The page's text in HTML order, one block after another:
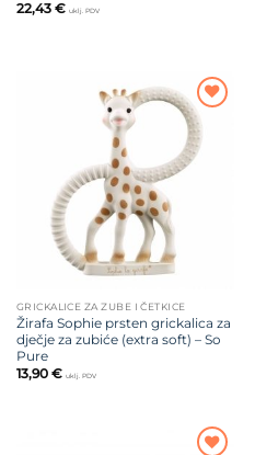
22,43 € uklj. PDV
Dodajte
na listu
želja
GRICKALICE ZA ZUBE I ČETKICE
Žirafa Sophie prsten grickalica za
dječje za zubiće (extra soft) – So
Pure
13,90 € uklj. PDV